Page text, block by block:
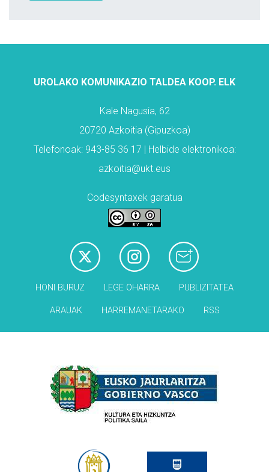
UROLAKO KOMUNIKAZIO TALDEA KOOP. ELK
Kale Nagusia, 62
20720 Azkoitia (Gipuzkoa)
Telefonoak: 943-85 36 17 | Helbide elektronikoa:
azkoitia@ukt.eus
Codesyntaxek garatua
HONI BURUZ LEGE OHARRA PUBLIZITATEA
ARAUAK HARREMANETARAKO RSS